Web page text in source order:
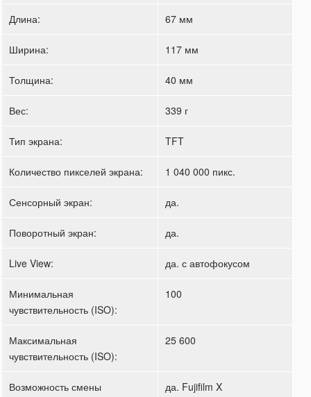
Длина: 67 мм
Ширина: 117 мм
Толщина: 40 мм
Вес: 339 г
Тип экрана: TFT
Количество пикселей экрана: 1 040 000 пикс.
Сенсорный экран: да.
Поворотный экран: да.
Live View: да. с автофокусом
Минимальная
чувствительность (ISO):
100
Максимальная
чувствительность (ISO):
25 600
Возможность смены
да. Fujifilm X